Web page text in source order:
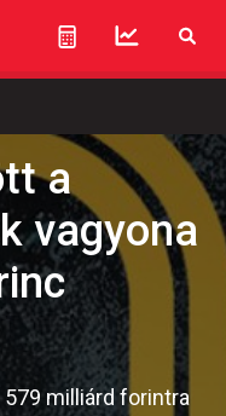
a
vagyona
579 milliárd forintra